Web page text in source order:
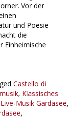
Vor der
und Poesie
die
Einheimische
Castello di
, Klassisches
Live-Musik Gardasee,
,